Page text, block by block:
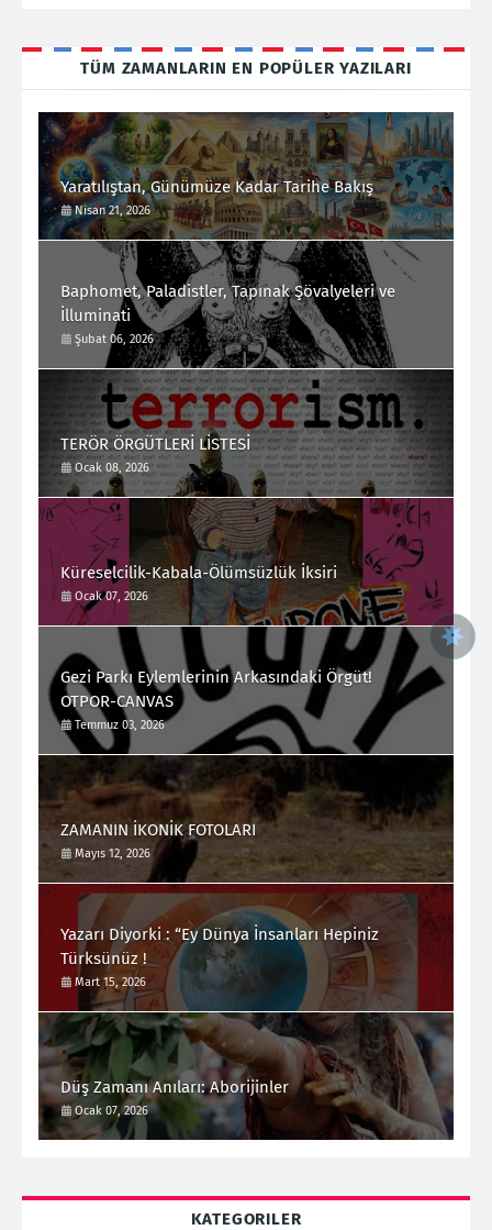
TÜM ZAMANLARIN EN POPÜLER YAZILARI
Yaratılıştan, Günümüze Kadar Tarihe Bakış
Nisan 21, 2026
Baphomet, Paladistler, Tapınak Şövalyeleri ve
İlluminati
Şubat 06, 2026
TERÖR ÖRGÜTLERİ LİSTESİ
Ocak 08, 2026
Küreselcilik-Kabala-Ölümsüzlük İksiri
Ocak 07, 2026
Gezi Parkı Eylemlerinin Arkasındaki Örgüt!
OTPOR-CANVAS
Temmuz 03, 2026
ZAMANIN İKONİK FOTOLARI
Mayıs 12, 2026
Yazarı Diyorki : “Ey Dünya İnsanları Hepiniz
Türksünüz !
Mart 15, 2026
Düş Zamanı Anıları: Aborijinler
Ocak 07, 2026
KATEGORILER